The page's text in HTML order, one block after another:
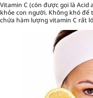
Vitamin C (còn được gọi là
khỏe con người. Không khó
chứa hàm lượng vitamin C rất